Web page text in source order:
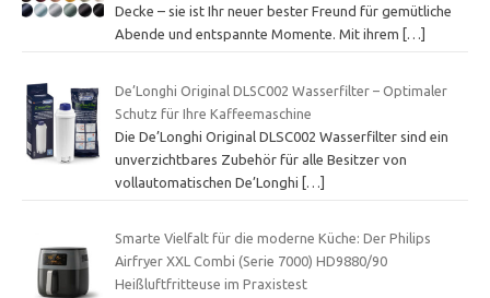
Decke – sie ist Ihr neuer bester Freund für gemütliche
Abende und entspannte Momente. Mit ihrem
[…]
De’Longhi Original DLSC002 Wasserfilter – Optimaler
Schutz für Ihre Kaffeemaschine
Die De’Longhi Original DLSC002 Wasserfilter sind ein
unverzichtbares Zubehör für alle Besitzer von
vollautomatischen De’Longhi […]
Smarte Vielfalt für die moderne Küche: Der Philips
Airfryer XXL Combi (Serie 7000) HD9880/90
Heißluftfritteuse im Praxistest